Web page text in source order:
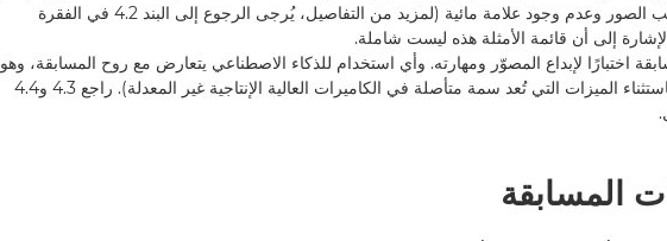
الصورة وعدم تركيب الصور وعدم وجود علامة مائية (لمزيد من التفاصيل، يُرجى الرجوع إلى البند 4.2 في الفقرة
إلى أن قائمة الأمثلة هذه ليست شاملة.
اختبارًا لإبداع المصوّر ومهارته. وأي استخدام للذكاء الاصطناعي يتعارض مع روح المسابقة، وهو
محظور بالكامل (باستثناء الميزات التي تُعد سمة متأصلة في الكاميرات العالية الإنتاجية غير المعدلة). راجع 4.3 و4.4